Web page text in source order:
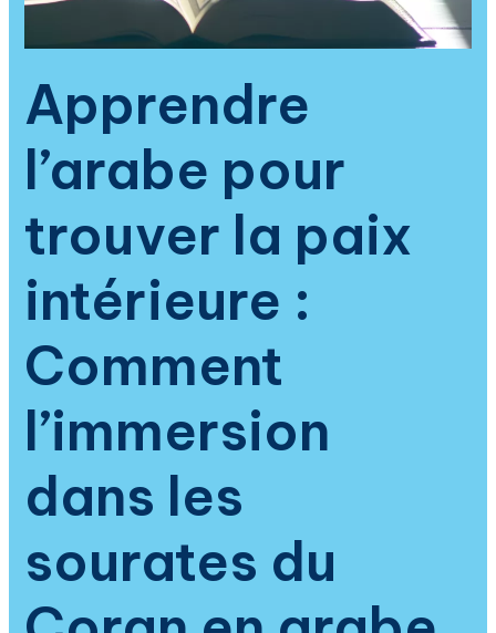
Apprendre
l’arabe pour
trouver la paix
intérieure :
Comment
l’immersion
dans les
sourates du
transforme
spiritualité
et
apaise